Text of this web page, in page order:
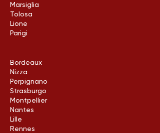
Marsiglia
Tolosa
Lione
Parigi
Bordeaux
Nizza
Perpignano
Strasburgo
Montpellier
Nantes
Lille
Rennes